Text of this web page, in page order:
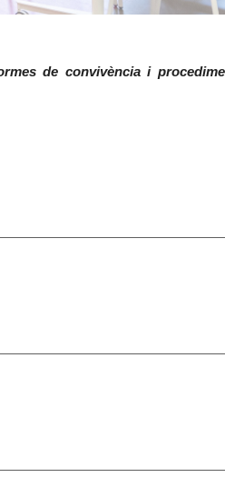
de convivència i